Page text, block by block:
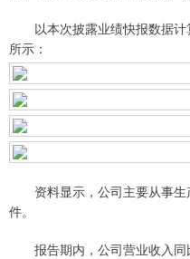
以本次披露业绩快报数据计
所示：
资料显示，公司主要从事生
件。
报告期内，公司营业收入同